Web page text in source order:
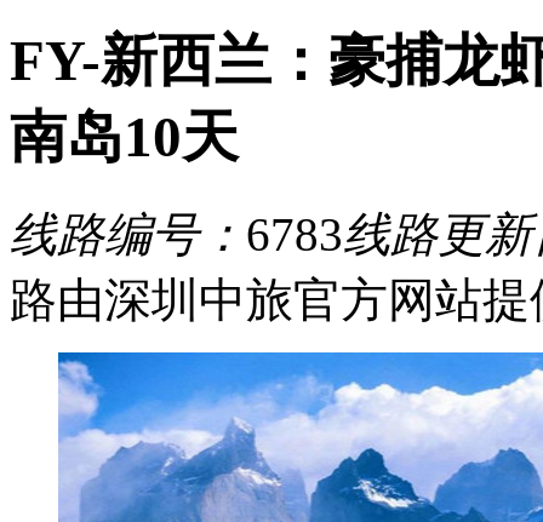
FY-新西兰：豪捕龙
南岛10天
线路编号： 6783线路更
路由深圳中旅官方网站提